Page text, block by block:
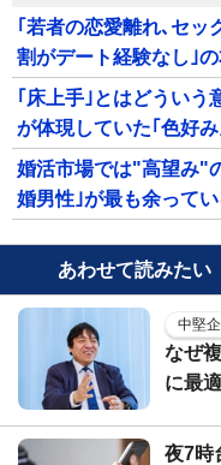
｢若者の恋愛離れ､セ
割がデート経験なし｣
｢床上手｣とはどうい
が体現していた｢色好
婚活市場では"高望み"
婚男性｣が最も余って
あわせて読みたい
中堅
なぜ
に最
夜7時